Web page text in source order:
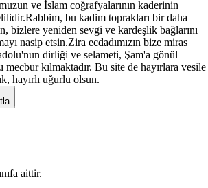
ve İslam coğrafyalarının kaderinin
bu kadim toprakları bir daha
bizlere yeniden sevgi ve kardeşlik bağlarını
nasip etsin.Zira ecdadımızın bize miras
dirliği ve selameti, Şam'a gönül
mecbur kılmaktadır. Bu site de hayırlara vesile
hayırlı uğurlu olsun.
aittir.